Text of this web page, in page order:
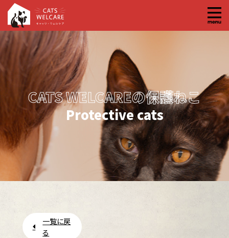
コ
ン
テ
ン
ツ
キ
CATS WELCAREの保護ねこ
Protective cats
一覧に戻
る